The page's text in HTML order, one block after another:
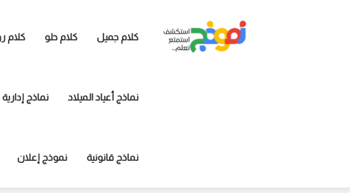
كلام جميل كلام حلو كلام
نماذج أعياد الميلاد نماذج إدارية
نماذج قانونية نموذج إعلان